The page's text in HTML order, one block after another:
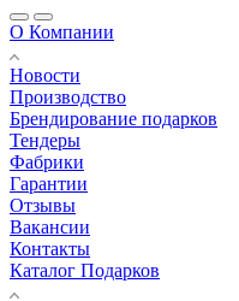
О Компании
Новости
Производство
Брендирование подарков
Тендеры
Фабрики
Гарантии
Отзывы
Вакансии
Контакты
Каталог Подарков